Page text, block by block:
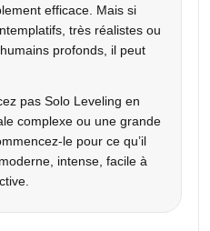
efficace. Mais si
très réalistes ou
profonds, il peut
pas Solo Leveling en
complexe ou une grande
le pour ce qu’il
intense, facile à